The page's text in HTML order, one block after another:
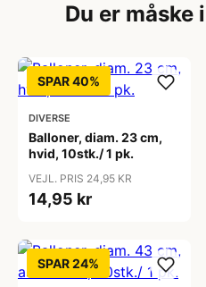
Du er måske
SPAR 40%
DIVERSE
Balloner, diam. 23 cm,
hvid, 10stk./ 1 pk.
VEJL. PRIS 24,95 KR
14,95 kr
SPAR 24%